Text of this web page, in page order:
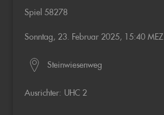
Spiel 58278
Sonntag, 23. Februar 2025, 15:40 MEZ
Steinwiesenweg
Ausrichter: UHC 2